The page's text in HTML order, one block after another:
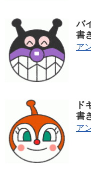
バ
書
ア
ド
書
ア